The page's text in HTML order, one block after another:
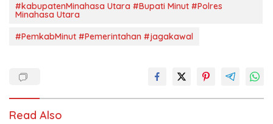
#kabupatenMinahasa Utara #Bupati Minut #Polres
Minahasa Utara
#PemkabMinut #Pemerintahan #jagakawal
Read Also